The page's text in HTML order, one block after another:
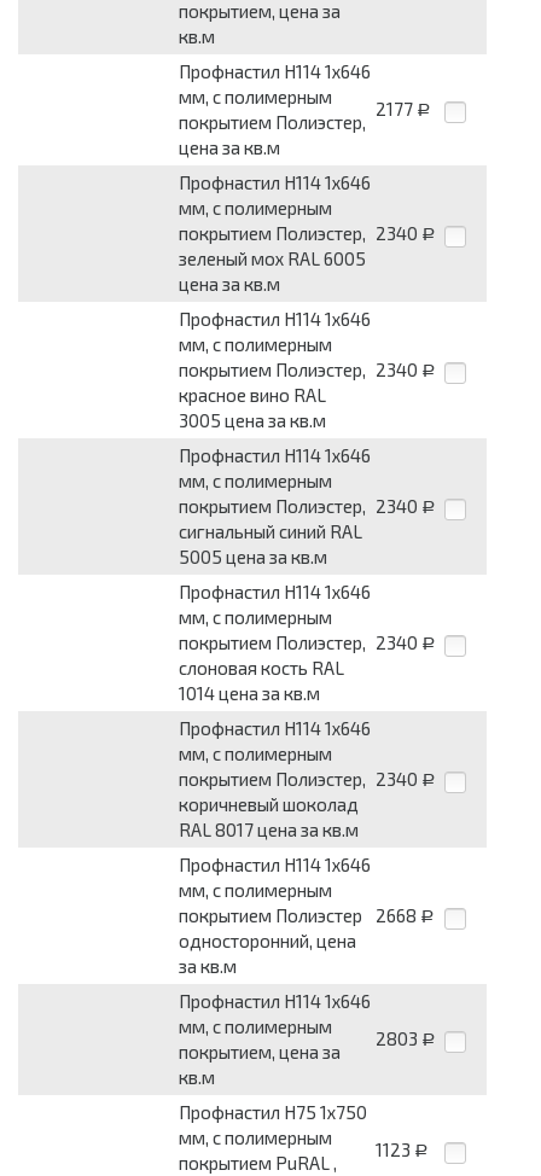
покрытием, цена за
кв.м
Профнастил Н114 1х646
мм, с полимерным
покрытием Полиэстер,
цена за кв.м
2177 Р
Профнастил Н114 1х646
мм, с полимерным
покрытием Полиэстер,
зеленый мох RAL 6005
цена за кв.м
2340 Р
Профнастил Н114 1х646
мм, с полимерным
покрытием Полиэстер,
красное вино RAL
3005 цена за кв.м
2340 Р
Профнастил Н114 1х646
мм, с полимерным
покрытием Полиэстер,
сигнальный синий RAL
5005 цена за кв.м
2340 Р
Профнастил Н114 1х646
мм, с полимерным
покрытием Полиэстер,
слоновая кость RAL
1014 цена за кв.м
2340 Р
Профнастил Н114 1х646
мм, с полимерным
покрытием Полиэстер,
коричневый шоколад
RAL 8017 цена за кв.м
2340 Р
Профнастил Н114 1х646
мм, с полимерным
покрытием Полиэстер
односторонний, цена
за кв.м
2668 Р
Профнастил Н114 1х646
мм, с полимерным
покрытием, цена за
кв.м
2803 Р
Профнастил Н75 1х750
мм, с полимерным
покрытием PuRAL ,
1123 Р